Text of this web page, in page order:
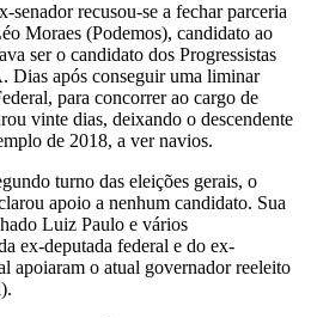
senador recusou-se a fechar parceria
Moraes (Podemos), candidato ao
ser o candidato dos Progressistas
Dias após conseguir uma liminar
para concorrer ao cargo de
vinte dias, deixando o descendente
de 2018, a ver navios.
turno das eleições gerais, o
apoio a nenhum candidato. Sua
Luiz Paulo e vários
ex-deputada federal e do ex-
apoiaram o atual governador reeleito